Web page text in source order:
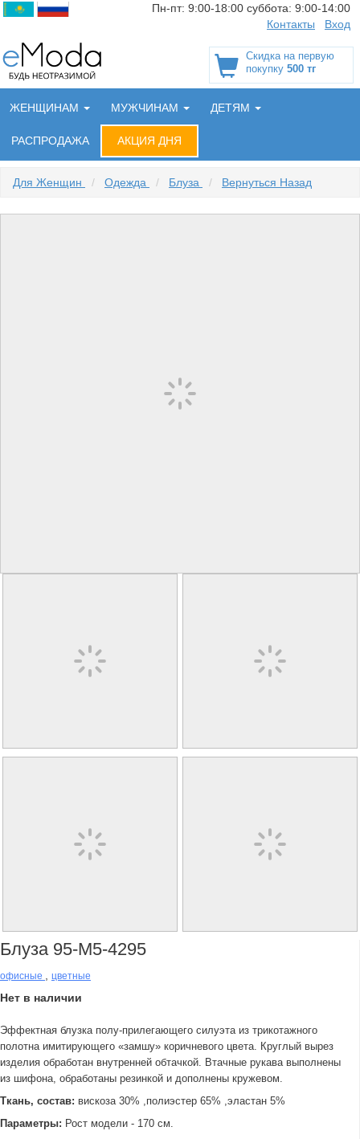
Пн-пт: 9:00-18:00 суббота: 9:00-14:00
Контакты
Вход
Скидка на первую
покупку 500 тг
ЖЕНЩИНАМ МУЖЧИНАМ ДЕТЯМ
РАСПРОДАЖА АКЦИЯ ДНЯ
Для Женщин / Одежда / Блуза / Вернуться Назад
Блуза 95-М5-4295
офисные цветные
Нет в наличии
Эффектная блузка полу-прилегающего силуэта из трикотажного
полотна имитирующего «замшу» коричневого цвета. Круглый вырез
изделия обработан внутренней обтачкой. Втачные рукава выполнены
из шифона, обработаны резинкой и дополнены кружевом.
Ткань, состав: вискоза 30% ,полиэстер 65% ,эластан 5%
Параметры: Рост модели - 170 см.